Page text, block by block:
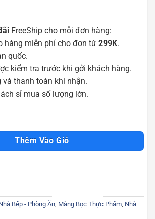
FreeShip cho mỗi đơn hàng:
hàng miễn phí cho đơn từ299K.
quốc.
kiểm tra trước khi gởi khách hàng.
và thanh toán khi nhận.
sỉ mua số lượng lớn.
Goodwrap 30cm tiện dụng sạch sẽ ngăn
Thêm Vào Giỏ
Bếp - Phòng Ăn, Màng Bọc Thực Phẩm, Nhà